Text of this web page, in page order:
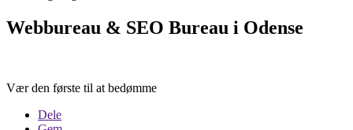
Webbureau & SEO Bureau i Odense
Vær den første til at bedømme
Dele